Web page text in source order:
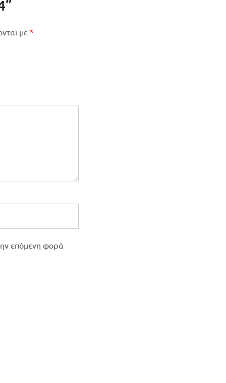
με *
επόμενη φορά